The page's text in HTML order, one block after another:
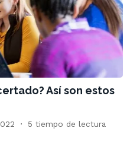
Así son estos
5 tiempo de lectura